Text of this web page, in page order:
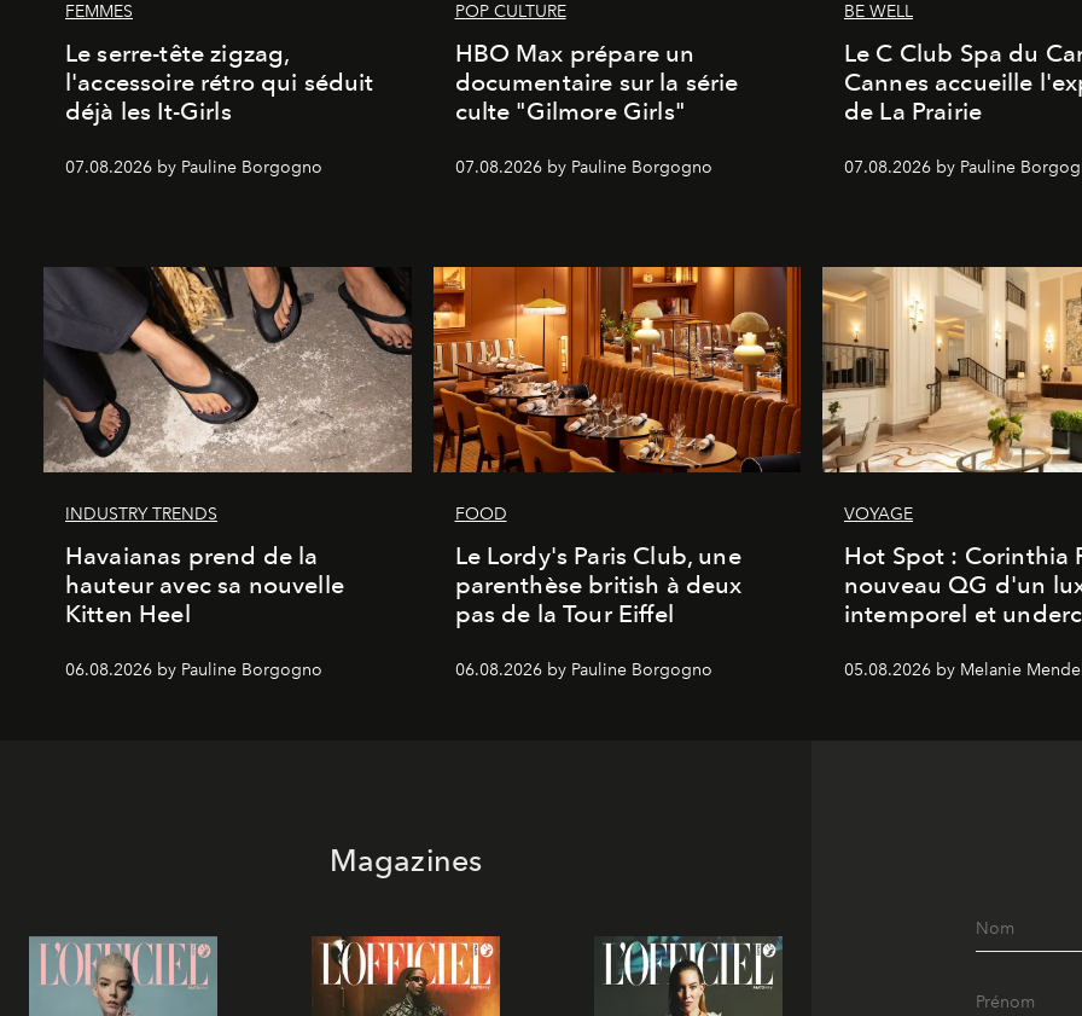
FEMMES
Le serre-tête zigzag,
l'accessoire rétro qui séduit
déjà les It-Girls
07.08.2026 by Pauline Borgogno
POP CULTURE
HBO Max prépare un
documentaire sur la série
culte "Gilmore Girls"
07.08.2026 by Pauline Borgogno
BE WELL
Le C Club Spa du
Cannes accueille
de La Prairie
07.08.2026 by Pauline
INDUSTRY TRENDS
Havaianas prend de la
hauteur avec sa nouvelle
Kitten Heel
06.08.2026 by Pauline Borgogno
FOOD
Le Lordy's Paris Club, une
parenthèse british à deux
pas de la Tour Eiffel
06.08.2026 by Pauline Borgogno
VOYAGE
Hot Spot : Corinthia
nouveau QG d'un
intemporel et
05.08.2026 by Melanie
Magazines